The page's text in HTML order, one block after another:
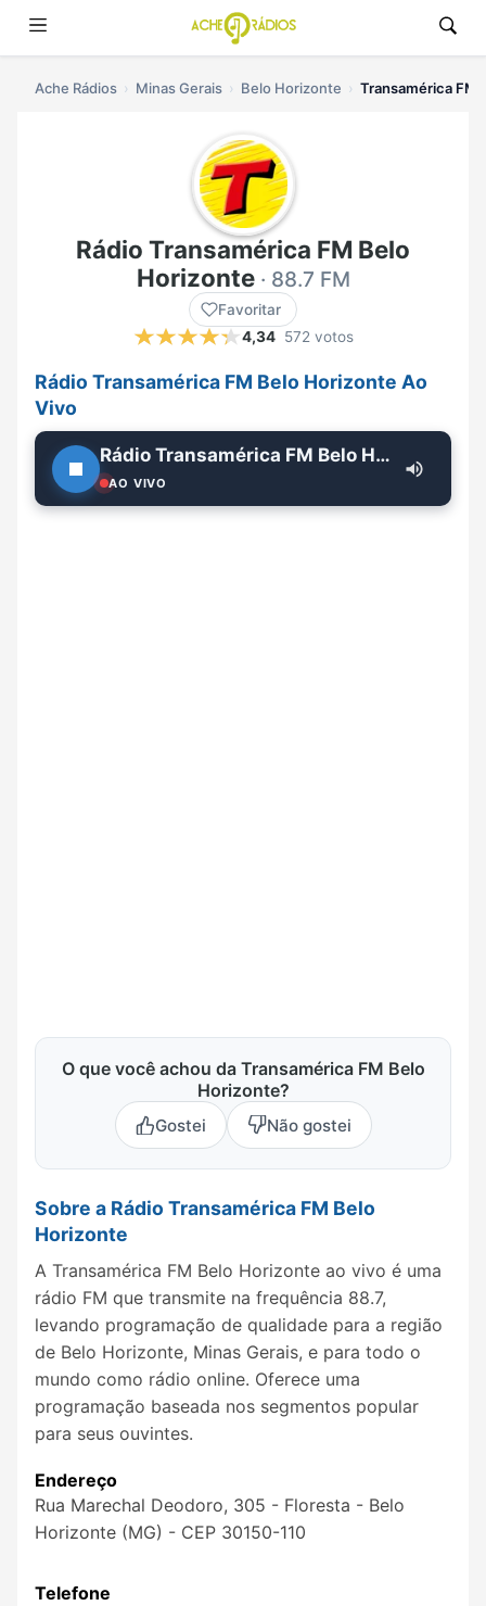
Ache Rádios Minas Gerais Belo Horizonte Transamérica FM
Rádio Transamérica FM Belo
Horizonte· 88.7 FM
Favoritar
4,34 572 votos
Rádio Transamérica FM Belo Horizonte Ao
Vivo
Rádio Transamérica FM Belo Horizonte
AO VIVO
O que você achou da Transamérica FM Belo
Horizonte?
Gostei Não gostei
Sobre a Rádio Transamérica FM Belo
Horizonte
A Transamérica FM Belo Horizonte ao vivo é uma
rádio FM que transmite na frequência 88.7,
levando programação de qualidade para a região
de Belo Horizonte, Minas Gerais, e para todo o
mundo como rádio online. Oferece uma
programação baseada nos segmentos popular
para seus ouvintes.
Endereço
Rua Marechal Deodoro, 305 - Floresta - Belo
Horizonte (MG) - CEP 30150-110
Telefone